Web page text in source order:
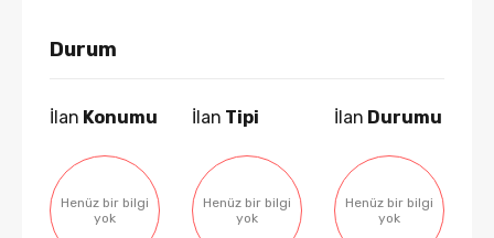
Durum
İlan Konumu
Henüz bir bilgi
yok
İlan Tipi
Henüz bir bilgi
yok
İlan Durumu
Henüz bir bilgi
yok